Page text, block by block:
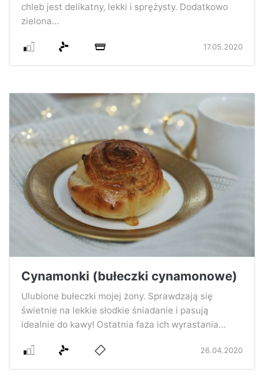
chleb jest delikatny, lekki i sprężysty. Dodatkowo
zielona...
17.05.2020
Cynamonki (bułeczki cynamonowe)
Ulubione bułeczki mojej żony. Sprawdzają się
świetnie na lekkie słodkie śniadanie i pasują
idealnie do kawy! Ostatnia faza ich wyrastania...
26.04.2020